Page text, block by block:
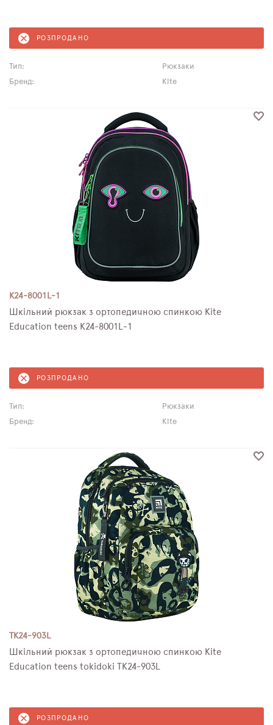
РОЗПРОДАНО
Тип:
Рюкзаки
Бренд:
Kite
K24-8001L-1
Шкільний рюкзак з ортопедичною спинкою Kite
Education teens K24-8001L-1
РОЗПРОДАНО
Тип:
Рюкзаки
Бренд:
Kite
TK24-903L
Шкільний рюкзак з ортопедичною спинкою Kite
Education teens tokidoki TK24-903L
РОЗПРОДАНО